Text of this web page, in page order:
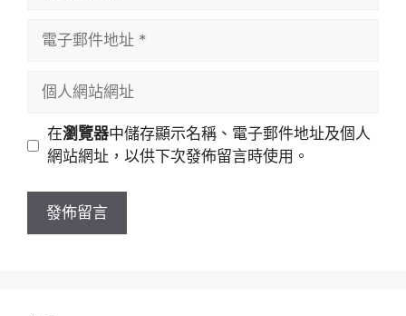
址
站
址
在瀏覽器中儲存顯示名稱、電子郵件地址及個人
網站網址，以供下次發佈留言時使用。